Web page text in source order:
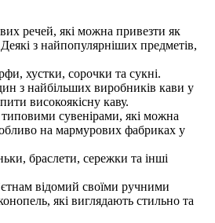
речей, які можна привезти як
з найпопулярніших предметів,
хустки, сорочки та сукні.
з найбільших виробників кави у
високоякісну каву.
типовими сувенірами, які можна
на мармурових фабриках у
браслети, сережки та інші
відомий своїми ручними
які виглядають стильно та